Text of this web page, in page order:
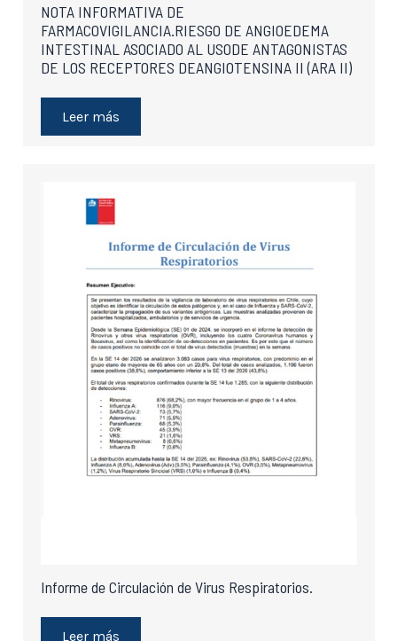
NOTA INFORMATIVA DE
FARMACOVIGILANCIA.RIESGO DE ANGIOEDEMA
INTESTINAL ASOCIADO AL USODE ANTAGONISTAS
DE LOS RECEPTORES DEANGIOTENSINA II (ARA II)
Leer más
Informe de Circulación de Virus Respiratorios.
Leer más